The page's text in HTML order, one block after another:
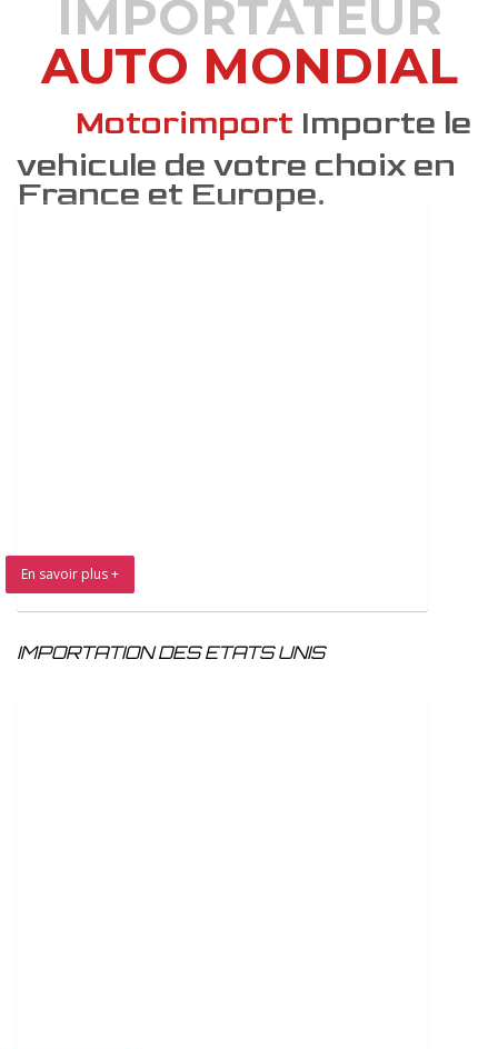
DÉCOUVREZ COMMENT
IMPORTATEUR
AUTO MONDIAL
Motorimport Importe le
vehicule de votre choix en
France et Europe.
En savoir plus +
IMPORTATION DES ETATS UNIS